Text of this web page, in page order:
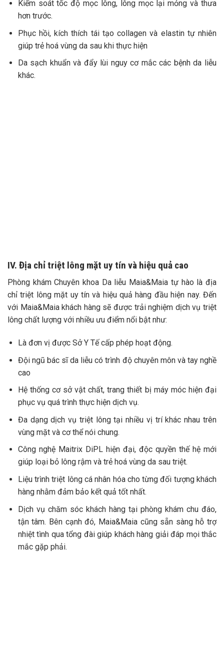
Kiểm soát tốc độ mọc lông, lông mọc lại mỏng và thưa
hơn trước.
Phục hồi, kích thích tái tạo collagen và elastin tự nhiên
giúp trẻ hoá vùng da sau khi thực hiện
Da sạch khuẩn và đẩy lùi nguy cơ mắc các bệnh da liễu
khác.
IV. Địa chỉ triệt lông mặt uy tín và hiệu quả cao
Phòng khám Chuyên khoa Da liễu Maia&Maia tự hào là địa
chỉ triệt lông mặt uy tín và hiệu quả hàng đầu hiện nay. Đến
với Maia&Maia khách hàng sẽ được trải nghiệm dịch vụ triệt
lông chất lượng với nhiều ưu điểm nổi bật như:
Là đơn vị được Sở Y Tế cấp phép hoạt động.
Đội ngũ bác sĩ da liễu có trình độ chuyên môn và tay nghề
cao
Hệ thống cơ sở vật chất, trang thiết bị máy móc hiện đại
phục vụ quá trình thực hiện dịch vụ.
Đa dạng dịch vụ triệt lông tại nhiều vị trí khác nhau trên
vùng mặt và cơ thể nói chung.
Công nghệ Maitrix DiPL hiện đại, độc quyền thế hệ mới
giúp loại bỏ lông rậm và trẻ hoá vùng da sau triệt.
Liệu trình triệt lông cá nhân hóa cho từng đối tượng khách
hàng nhằm đảm bảo kết quả tốt nhất.
Dịch vụ chăm sóc khách hàng tại phòng khám chu đáo,
tận tâm. Bên cạnh đó, Maia&Maia cũng sẵn sàng hỗ trợ
nhiệt tình qua tổng đài giúp khách hàng giải đáp mọi thắc
mắc gặp phải.